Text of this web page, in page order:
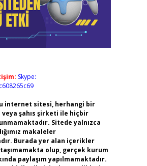
Skype:
internet sitesi, herhangi bir
şahıs şirketi ile hiçbir
Sitede yalnızca
makaleler
Burada yer alan içerikler
olup, gerçek kurum
paylaşım yapılmamaktadır.